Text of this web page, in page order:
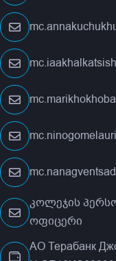
კოლეჯის
ოფიცერი
АО Терабанк